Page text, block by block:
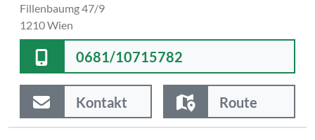
Fillenbaumg 47/9
1210 Wien
0681/10715782
Kontakt Route